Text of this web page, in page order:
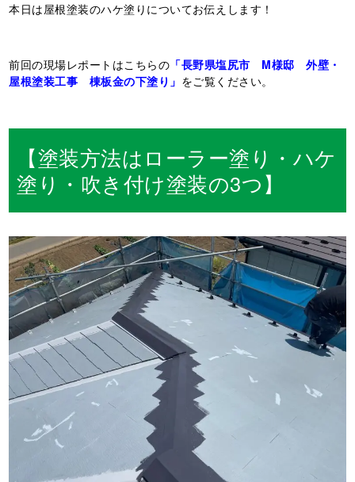
本日は屋根塗装のハケ塗りについてお伝えします！
前回の現場レポートはこちらの 「長野県塩尻市 M様邸 外壁・
屋根塗装工事 棟板金の下塗り」 をご覧ください。
【塗装方法はローラー塗り・ハケ
塗り・吹き付け塗装の3つ】